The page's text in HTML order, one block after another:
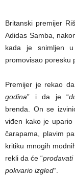
Britanski premijer
Adidas Samba,
kada je snimljen
promovisao poresku
Premijer je rekao
godina” i da je “
brenda. On se
viđen kako je upario
čarapama, plavim
kritiku mnogih
rekli da će “prodavati
pokvario izgled“.